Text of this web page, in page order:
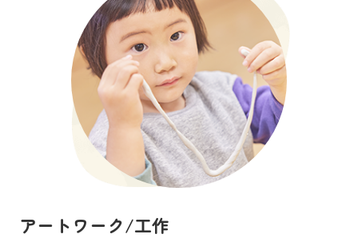
アートワーク/工作